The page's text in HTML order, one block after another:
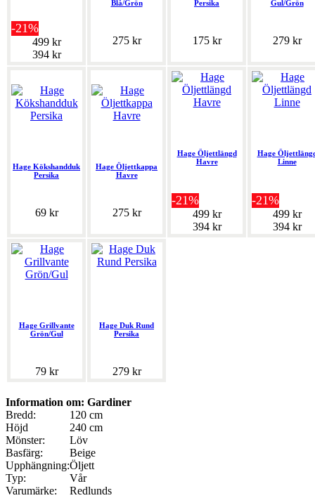
-21%
499 kr
394 kr
Blå/Grön
275 kr
Persika
175 kr
Gul/Grön
279 kr
Hage Kökshandduk
Persika
69 kr
Hage Öljettkappa
Havre
275 kr
Hage Öljettlängd
Havre
-21%
499 kr
394 kr
Hage
Linne
-21%
499 kr
394 kr
Hage Grillvante
Grön/Gul
79 kr
Hage Duk Rund
Persika
279 kr
Information om: Gardiner
Bredd:
120 cm
Höjd
240 cm
Mönster:
Löv
Basfärg:
Beige
Upphängning:Öljett
Typ:
Vår
Varumärke:
Redlunds